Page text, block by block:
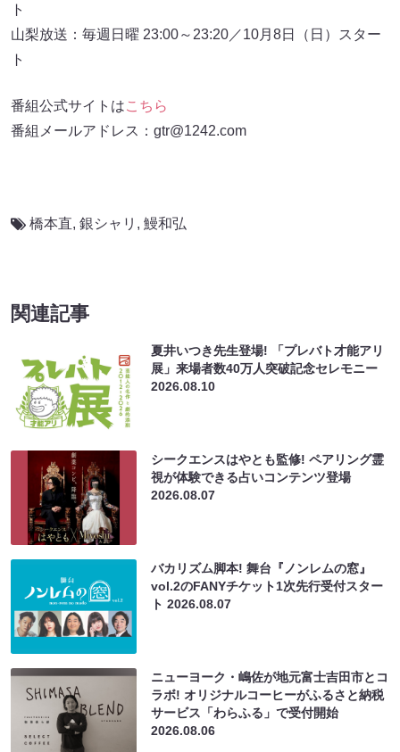
ト
山梨放送：毎週日曜 23:00～23:20／10月8日（日）スター
ト
番組公式サイトはこちら
番組メールアドレス：gtr@1242.com
橋本直, 銀シャリ , 鰻和弘
関連記事
夏井いつき先生登場! 「プレバト才能アリ
展」来場者数40万人突破記念セレモニー
2026.08.10
シークエンスはやとも監修! ペアリング霊
視が体験できる占いコンテンツ登場
2026.08.07
バカリズム脚本! 舞台『ノンレムの窓』
vol.2のFANYチケット1次先行受付スター
ト2026.08.07
ニューヨーク・嶋佐が地元富士吉田市とコ
ラボ! オリジナルコーヒーがふるさと納税
サービス「わらふる」で受付開始
2026.08.06